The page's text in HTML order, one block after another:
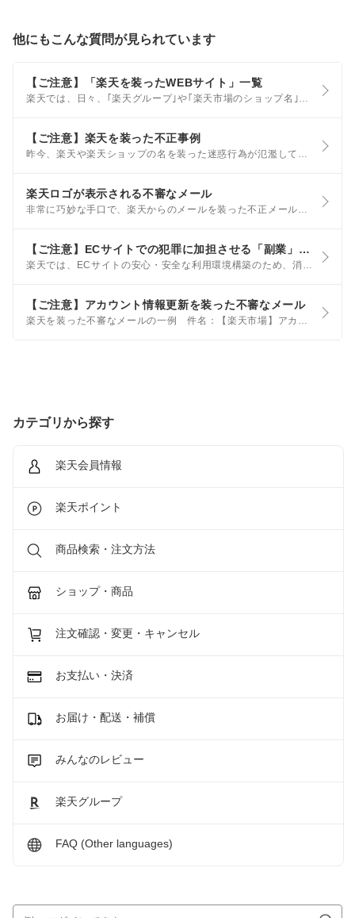
他にもこんな質問が見られています
【ご注意】「楽天を装ったWEBサイト」一覧
楽天では、日々、｢楽天グループ｣や｢楽天市場のショップ名｣を悪用するなど、悪質なWEBサイトの監視を行っております。 このページでは、模倣サイトの事例や過去にお客様から弊社までご報告いただいたWEBサイトのURLを掲載いたしますので、これらのサイトを利用することのないよう十分ご注意ください。
【ご注意】楽天を装った不正事例
昨今、楽天や楽天ショップの名を装った迷惑行為が氾濫しており、被害にあったお客様から相談を受けるケースがございます。 このページでは、最初にご確認いただきたい点と、過去にあった事例を手口ごとにご案内しております。
楽天ロゴが表示される不審なメール
非常に巧妙な手口で、楽天からのメールを装った不正メールが発生しています。 不正メールにも関わらず、楽天のアイコンやブランドマークが表示されてしまうことが、Yahoo!メールなどのサービスの提供事業者から報告されており、正しいメールとの識別が難しいことから、お客様の安全を考慮して、一時的にアイコンやマークの表示が停止されている場合があります。
【ご注意】ECサイトでの犯罪に加担させる「副業」勧誘について
楽天では、ECサイトの安心・安全な利用環境構築のため、消費者庁、国民生活センター及び警察庁と共同で犯罪への加担に関する注意喚起を実施しています。 以下の内容をご確認いただき、ご注意ください。
【ご注意】アカウント情報更新を装った不審なメール
楽天を装った不審なメールの一例 件名：【楽天市場】アカウント情報更新のお知らせ ※上記以外の件名も使われている可能性があります。 あわせて以下の内容にもご注意ください。 身に覚えのない内容のメールやSMSに記載されているリンク、URLはタップしない
カテゴリから探す
楽天会員情報
楽天ポイント
商品検索・注文方法
ショップ・商品
注文確認・変更・キャンセル
お支払い・決済
お届け・配送・補償
みんなのレビュー
楽天グループ
FAQ (Other languages)